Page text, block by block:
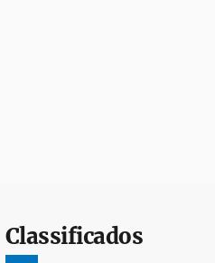
Classificados